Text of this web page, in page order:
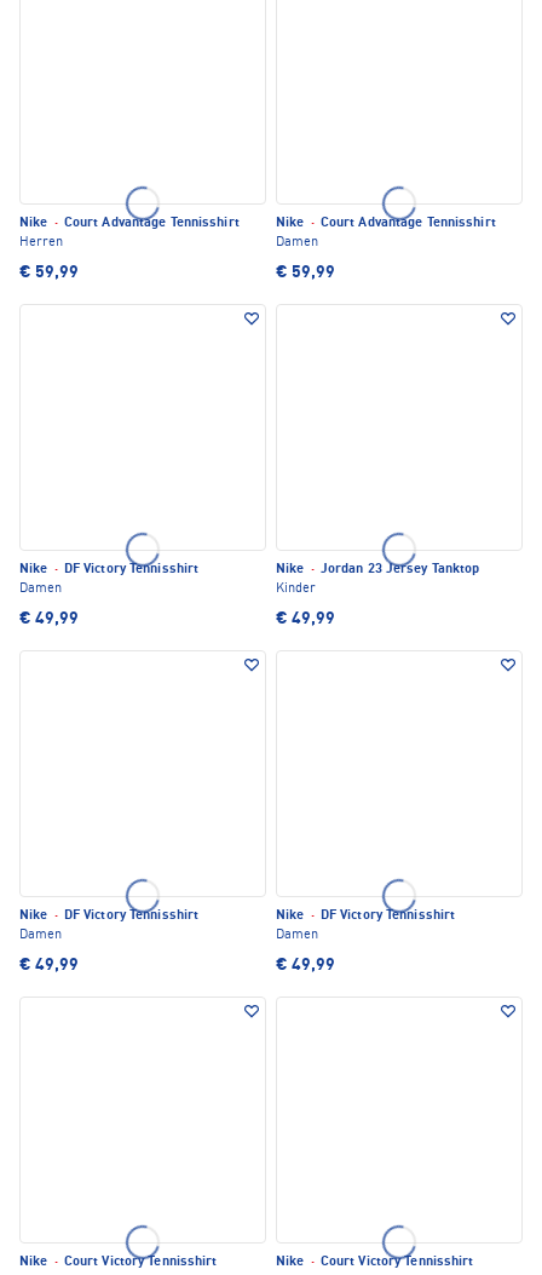
Nike · Court Advantage Tennisshirt
Herren
€ 59,99
Nike · Court Advantage Tennisshirt
Damen
€ 59,99
Nike · DF Victory Tennisshirt
Damen
€ 49,99
Nike · Jordan 23 Jersey Tanktop
Kinder
€ 49,99
Nike · DF Victory Tennisshirt
Damen
€ 49,99
Nike · DF Victory Tennisshirt
Damen
€ 49,99
Nike · Court Victory Tennisshirt Nike · Court Victory Tennisshirt